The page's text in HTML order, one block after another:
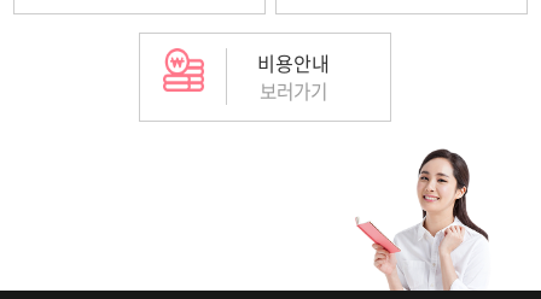
비용안내
보러가기